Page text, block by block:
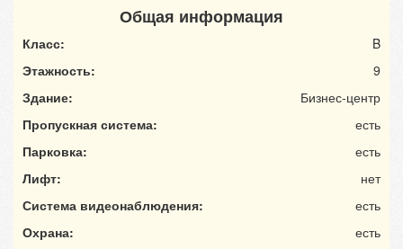
Общая информация
Класс:
B
Этажность:
9
Здание:
Бизнес-центр
Пропускная система:
есть
Парковка:
есть
Лифт:
нет
Система видеонаблюдения:
есть
Охрана:
есть